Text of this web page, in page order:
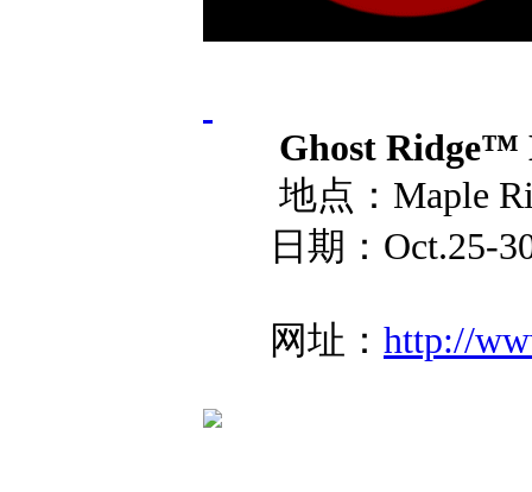
Ghost Ridge™
地点：Maple
日期：Oct.25-30
网址： http://